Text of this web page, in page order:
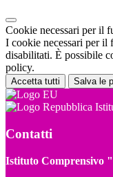
Cookie necessari per il
I cookie necessari per il
disabilitati. È possibile
policy.
Accetta tutti Salva le
Contatti
Istituto Comprensivo